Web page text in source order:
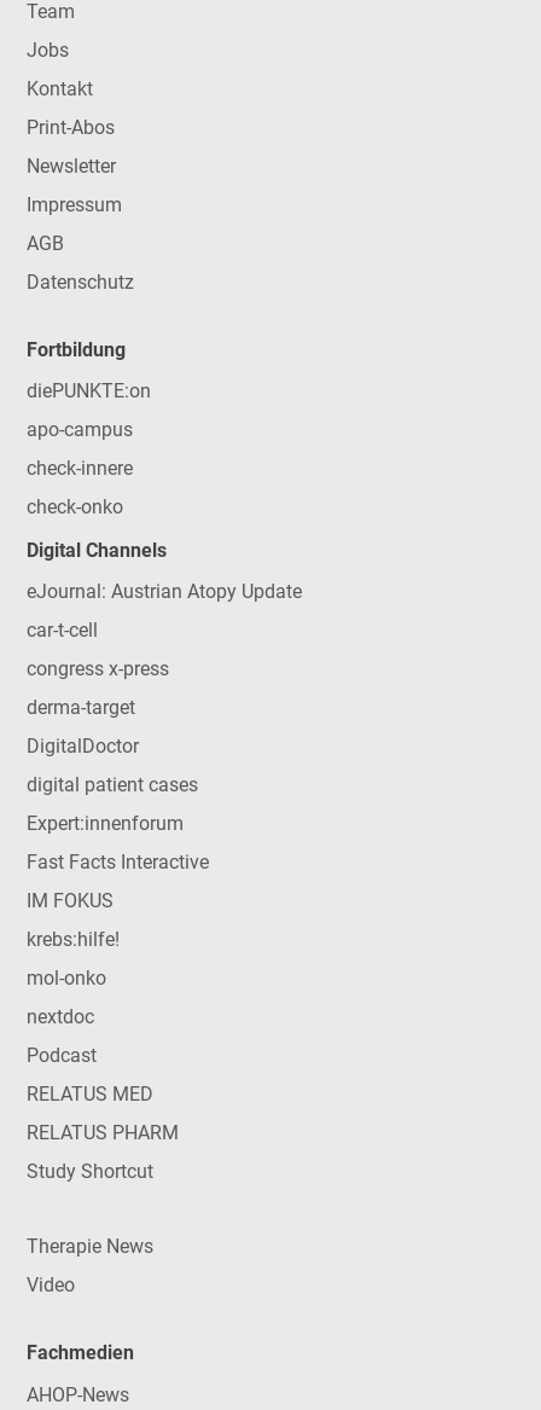
Team
Jobs
Kontakt
Print-Abos
Newsletter
Impressum
AGB
Datenschutz
Fortbildung
diePUNKTE:on
apo-campus
check-innere
check-onko
Digital Channels
eJournal: Austrian Atopy Update
car-t-cell
congress x-press
derma-target
DigitalDoctor
digital patient cases
Expert:innenforum
Fast Facts Interactive
IM FOKUS
krebs:hilfe!
mol-onko
nextdoc
Podcast
RELATUS MED
RELATUS PHARM
Study Shortcut
Therapie News
Video
Fachmedien
AHOP-News